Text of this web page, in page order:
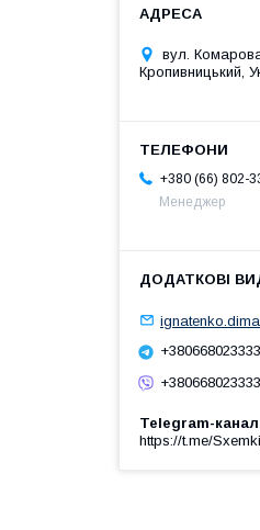
вул.
Кропивницький,
+380 (66) 802-
Менеджер
+380668023333
+380668023333
Telegram-канал
https://t.me/